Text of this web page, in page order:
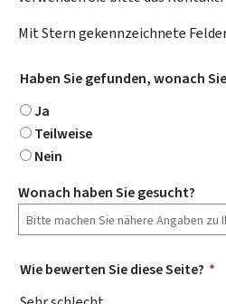
Mit Stern gekennzeichnete
Haben Sie gefunden, wonach
Ja
Teilweise
Nein
Wonach haben Sie gesucht?
Wie bewerten Sie diese Seite? *